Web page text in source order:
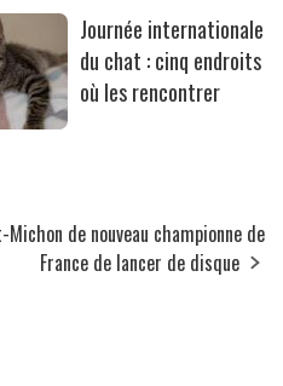
Journée internationale
du chat : cinq endroits
où les rencontrer
de nouveau championne de
France de lancer de disque